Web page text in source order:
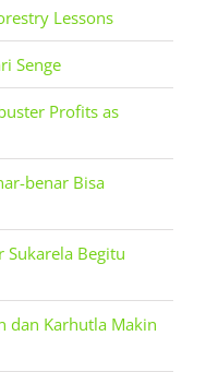
Lessons
Senge
Profits as
benar Bisa
Sukarela Begitu
dan Karhutla Makin